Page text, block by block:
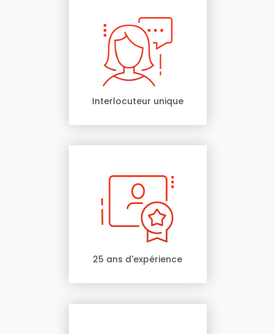
Interlocuteur unique
25 ans d'expérience